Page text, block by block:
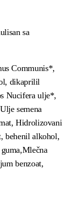
sa
Communis*,
dikaprilil
Nucifera ulje*,
semena
Hidrolizovani
behenil alkohol,
benzoat,